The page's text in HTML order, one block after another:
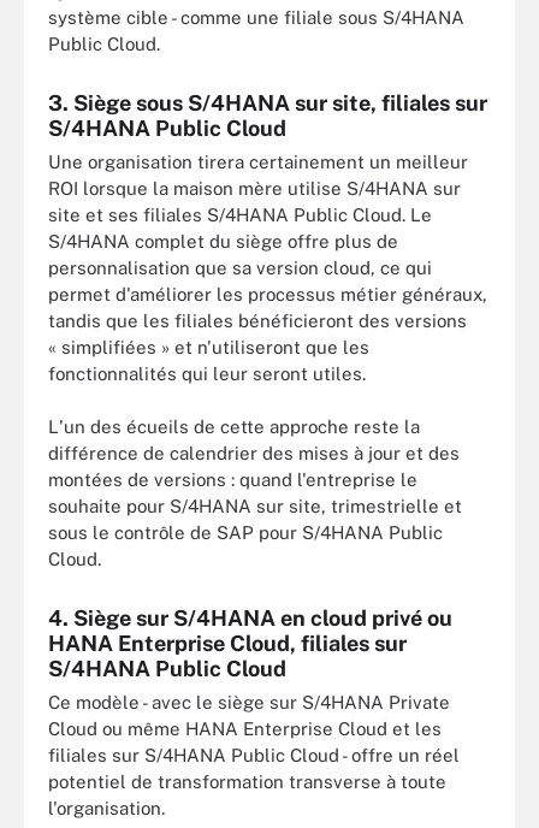
système cible - comme une filiale sous S/4HANA
Public Cloud.
3. Siège sous S/4HANA sur site, filiales sur
S/4HANA Public Cloud
Une organisation tirera certainement un meilleur
ROI lorsque la maison mère utilise S/4HANA sur
site et ses filiales S/4HANA Public Cloud. Le
S/4HANA complet du siège offre plus de
personnalisation que sa version cloud, ce qui
permet d'améliorer les processus métier généraux,
tandis que les filiales bénéficieront des versions
« simplifiées » et n'utiliseront que les
fonctionnalités qui leur seront utiles.
L'un des écueils de cette approche reste la
différence de calendrier des mises à jour et des
montées de versions : quand l'entreprise le
souhaite pour S/4HANA sur site, trimestrielle et
sous le contrôle de SAP pour S/4HANA Public
Cloud.
4. Siège sur S/4HANA en cloud privé ou
HANA Enterprise Cloud, filiales sur
S/4HANA Public Cloud
Ce modèle - avec le siège sur S/4HANA Private
Cloud ou même HANA Enterprise Cloud et les
filiales sur S/4HANA Public Cloud - offre un réel
potentiel de transformation transverse à toute
l'organisation.